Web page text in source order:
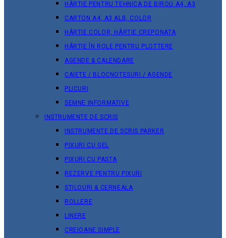
HÂRTIE PENTRU TEHNICA DE BIROU A4, A3
CARTON A4, A3 ALB, COLOR
HÂRTIE COLOR, HÂRTIE CREPONATA
HÂRTIE ÎN ROLE PENTRU PLOTTERE
AGENDE & CALENDARE
CAIETE / BLOCNOTESURI / AGENDE
PLICURI
SEMNE INFORMATIVE
INSTRUMENTE DE SCRIS
INSTRUMENTE DE SCRIS PARKER
PIXURI CU GEL
PIXURI CU PASTA
REZERVE PENTRU PIXURI
STILOURI & СERNEALA
ROLLERE
LINERE
CREIOANE SIMPLE